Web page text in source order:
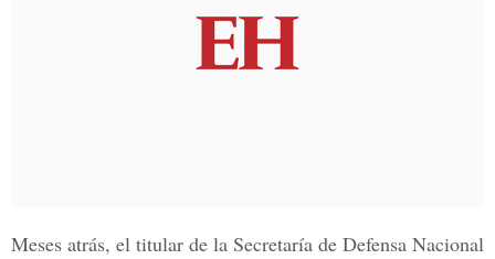
Meses atrás, el titular de la Secretaría de Defensa Nacional